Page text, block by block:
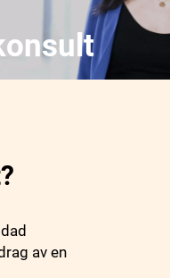
av en